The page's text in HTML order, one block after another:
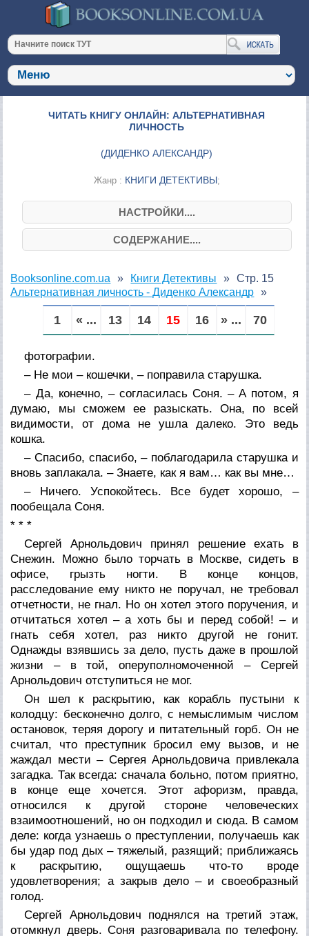
ЧИТАТЬ КНИГУ ОНЛАЙН: АЛЬТЕРНАТИВНАЯ
ЛИЧНОСТЬ
(ДИДЕНКО АЛЕКСАНДР)
Жанр : КНИГИ ДЕТЕКТИВЫ;
НАСТРОЙКИ....
СОДЕРЖАНИЕ....
Booksonline.com.ua
Книги Детективы
Альтернативная личность - Диденко Александр
Стр. 15
1 « ... 13 14 15 16 » ... 70
фотографии.
– Не мои – кошечки, – поправила старушка.
– Да, конечно, – согласилась Соня. – А потом, я
думаю, мы сможем ее разыскать. Она, по всей
видимости, от дома не ушла далеко. Это ведь
кошка.
– Спасибо, спасибо, – поблагодарила старушка и
вновь заплакала. – Знаете, как я вам… как вы мне…
– Ничего. Успокойтесь. Все будет хорошо, –
пообещала Соня.
* * *
Сергей Арнольдович принял решение ехать в
Снежин. Можно было торчать в Москве, сидеть в
офисе, грызть ногти. В конце концов,
расследование ему никто не поручал, не требовал
отчетности, не гнал. Но он хотел этого поручения, и
отчитаться хотел – а хоть бы и перед собой! – и
гнать себя хотел, раз никто другой не гонит.
Однажды взявшись за дело, пусть даже в прошлой
жизни – в той, оперуполномоченной – Сергей
Арнольдович отступиться не мог.
Он шел к раскрытию, как корабль пустыни к
колодцу: бесконечно долго, с немыслимым числом
остановок, теряя дорогу и питательный горб. Он не
считал, что преступник бросил ему вызов, и не
жаждал мести – Сергея Арнольдовича привлекала
загадка. Так всегда: сначала больно, потом приятно,
в конце еще хочется. Этот афоризм, правда,
относился к другой стороне человеческих
взаимоотношений, но он подходил и сюда. В самом
деле: когда узнаешь о преступлении, получаешь как
бы удар под дых – тяжелый, разящий; приближаясь
к раскрытию, ощущаешь что-то вроде
удовлетворения; а закрыв дело – и своеобразный
голод.
Сергей Арнольдович поднялся на третий этаж,
отомкнул дверь. Соня разговаривала по телефону.